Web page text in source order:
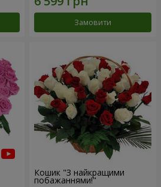
Замовити
Кошик "З найкращими
побажаннями!"